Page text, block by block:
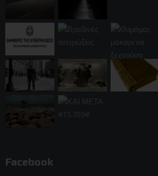
Facebook